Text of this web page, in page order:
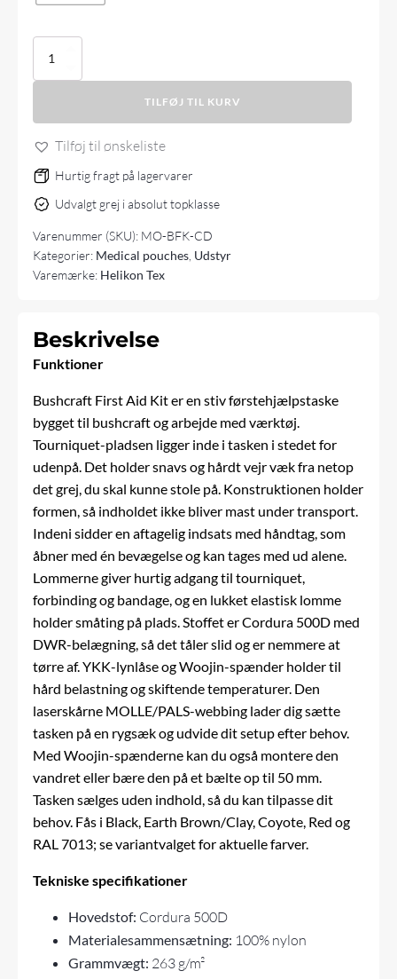
Helikon-
-
First
Kit
antal
TILFØJ TIL KURV
Tilføj til ønskeliste
Hurtig fragt på lagervarer
Udvalgt grej i absolut topklasse
Varenummer (SKU): MO-BFK-CD
Kategorier: Medical pouches Udstyr
Varemærke: Helikon Tex
Beskrivelse
Funktioner
Bushcraft First Aid Kit er en stiv førstehjælpstaske
bygget til bushcraft og arbejde med værktøj.
Tourniquet-pladsen ligger inde i tasken i stedet for
udenpå. Det holder snavs og hårdt vejr væk fra netop
det grej, du skal kunne stole på. Konstruktionen holder
formen, så indholdet ikke bliver mast under transport.
Indeni sidder en aftagelig indsats med håndtag, som
åbner med én bevægelse og kan tages med ud alene.
Lommerne giver hurtig adgang til tourniquet,
forbinding og bandage, og en lukket elastisk lomme
holder småting på plads. Stoffet er Cordura 500D med
DWR-belægning, så det tåler slid og er nemmere at
tørre af. YKK-lynlåse og Woojin-spænder holder til
hård belastning og skiftende temperaturer. Den
laserskårne MOLLE/PALS-webbing lader dig sætte
tasken på en rygsæk og udvide dit setup efter behov.
Med Woojin-spænderne kan du også montere den
vandret eller bære den på et bælte op til 50 mm.
Tasken sælges uden indhold, så du kan tilpasse dit
behov. Fås i Black, Earth Brown/Clay, Coyote, Red og
RAL 7013; se variantvalget for aktuelle farver.
Tekniske specifikationer
Hovedstof: Cordura 500D
Materialesammensætning: 100% nylon
Grammvægt: 263 g/m²